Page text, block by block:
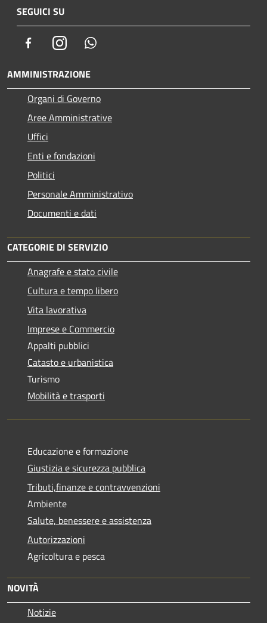
SEGUICI SU
FacebookInstagram
AMMINISTRAZIONE
Organi di Governo
Aree Amministrative
Uffici
Enti e fondazioni
Politici
Personale Amministrativo
Documenti e dati
CATEGORIE DI SERVIZIO
Anagrafe e stato civile
Cultura e tempo libero
Vita lavorativa
Imprese e Commercio
Appalti pubblici
Catasto e urbanistica
Turismo
Mobilità e trasporti
Educazione e formazione
Giustizia e sicurezza pubblica
Tributi,finanze e contravvenzioni
Ambiente
Salute, benessere e assistenza
Autorizzazioni
Agricoltura e pesca
NOVITÀ
Notizie